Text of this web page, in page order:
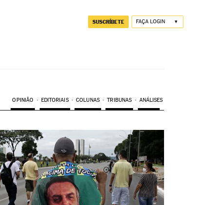
SUSCRÍBETE FAÇA LOGIN
OPINIÃO EDITORIAIS COLUNAS TRIBUNAS ANÁLISES